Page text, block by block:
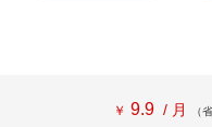
￥ 9.9 / 月 （